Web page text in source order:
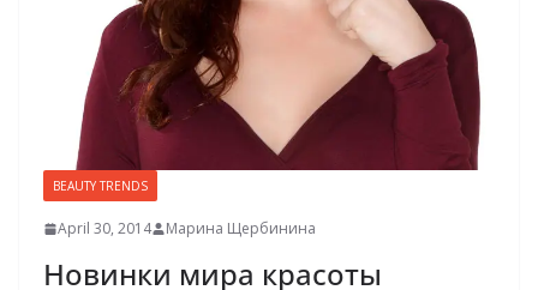
BEAUTY TRENDS
April 30, 2014 Марина Щербинина
Новинки мира красоты